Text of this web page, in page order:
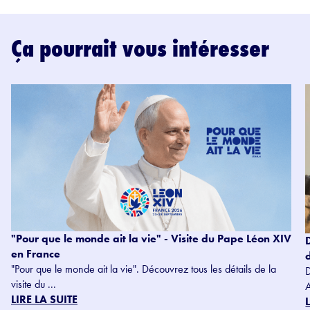
Ça pourrait vous intéresser
"Pour que le monde ait la vie" - Visite du Pape Léon XIV
en France
"Pour que le monde ait la vie". Découvrez tous les détails de la
visite du ...
LIRE LA SUITE